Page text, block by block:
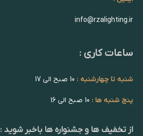
info@rzalighting.ir
ساعات کاری :
شنبه تا چهارشنبه :
پنج شنبه ها :
از تخفیف ها و جشنواره ها باخبر شوید :